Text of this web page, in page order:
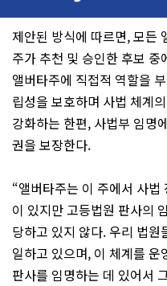
제안된 방식에 따르면, 모든
주가 추천 및 승인한 후보
앨버타주에 직접적 역할을
립성을 보호하며 사법 체계
강화하는 한편, 사법부 임명
권을 보장한다.
“앨버타주는 이 주에서 사
이 있지만 고등법원 판사의
당하고 있지 않다. 우리 법
일하고 있으며, 이 체계를
판사를 임명하는 데 있어서